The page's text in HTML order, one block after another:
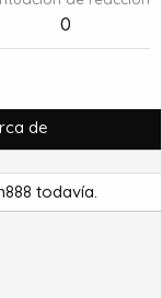
0
de
todavía.